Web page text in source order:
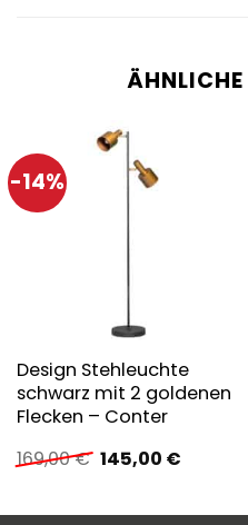
ÄHNLICHE
-14%
Design Stehleuchte
schwarz mit 2 goldenen
Flecken – Conter
169,00€ Ursprünglicher
Preis
169,00 €
145,00 €Aktueller
145,00